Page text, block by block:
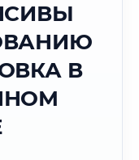
,Ясно
🌇 Закат: 21:06
В